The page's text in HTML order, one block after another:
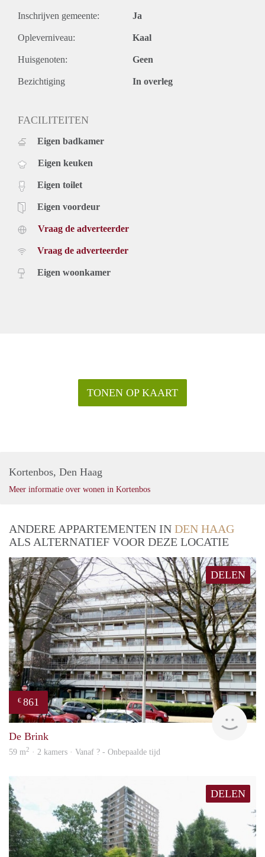
Aanwezig:
- Luxe keukenapparatuur
- Meubilering
- 2 toiletten
- Max. 1 huishouden
- Max. 1 jaar contract
- 2 maanden borg
- Huisdieren in overleg
servicepakket - zie regels en voorwaarden)
Inschrijven gemeente: Ja
Opleverniveau: Kaal
Huisgenoten: Geen
Bezichtiging In overleg
FACILITEITEN
Eigen badkamer
Eigen keuken
Eigen toilet
Eigen voordeur
Vraag de adverteerder
Vraag de adverteerder
Eigen woonkamer
TONEN OP KAART
Kortenbos, Den Haag
Meer informatie over wonen in Kortenbos
ANDERE APPARTEMENTEN IN DEN HAAG
ALS ALTERNATIEF VOOR DEZE LOCATIE
DELEN
€ 861
De Brink
59 m2 · 2 kamers · Vanaf ? - Onbepaalde tijd
DELEN